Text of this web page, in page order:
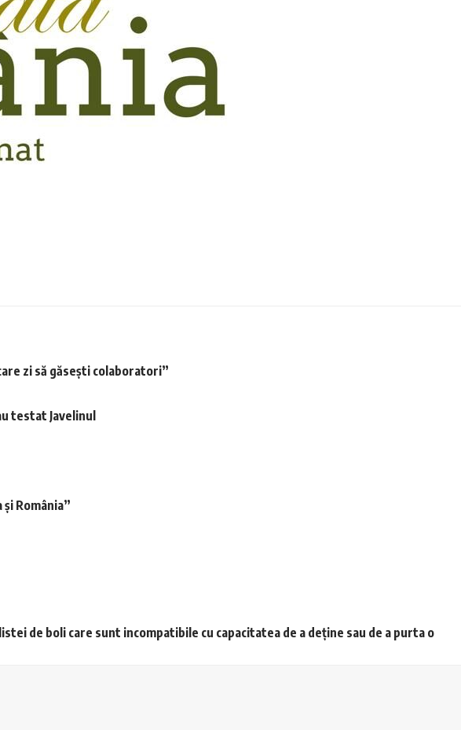
zi să găsești colaboratori”
testat Javelinul
România”
de boli care sunt incompatibile cu capacitatea de a deține sau de a purta o